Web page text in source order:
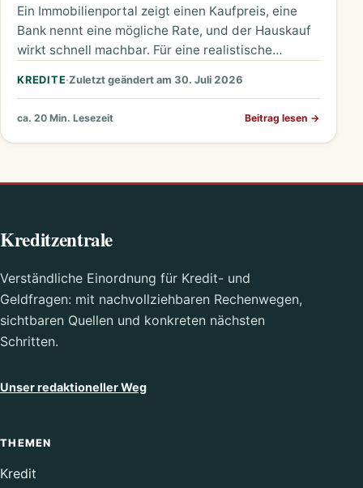
KREDITE·Zuletzt geändert am 30. Juli 2026
Ein Immobilienportal zeigt einen Kaufpreis, eine
Bank nennt eine mögliche Rate, und der Hauskauf
wirkt schnell machbar. Für eine realistische
ca. 20 Min. Lesezeit Beitrag lesen →
Kreditzentrale
Verständliche Einordnung für Kredit- und
Geldfragen: mit nachvollziehbaren Rechenwegen,
sichtbaren Quellen und konkreten nächsten
Schritten.
Unser redaktioneller Weg
THEMEN
Kredit